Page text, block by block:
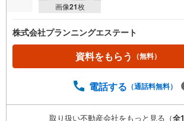
画像21枚
株式会社プランニングエステート
資料をもらう （無料）
電話する （通話料無料）
取り扱い不動産会社をもっと見る（全1